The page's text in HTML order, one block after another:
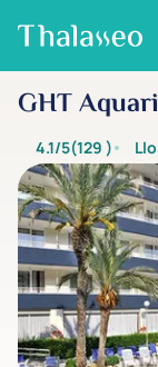
Aller au contenu
GHT
4.1/5(129 )